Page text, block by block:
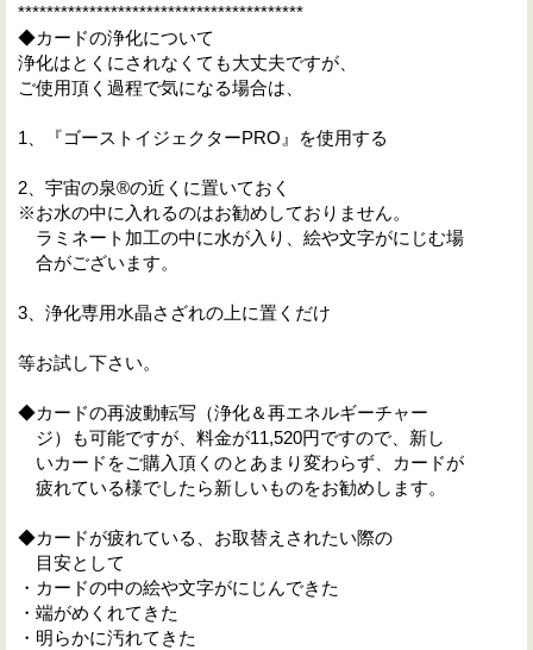
****************************************
◆カードの浄化について
浄化はとくにされなくても大丈夫ですが、
ご使用頂く過程で気になる場合は、
1、『ゴーストイジェクターPRO』を使用する
2、宇宙の泉®の近くに置いておく
※お水の中に入れるのはお勧めしておりません。
ラミネート加工の中に水が入り、絵や文字がにじむ場
合がございます。
3、浄化専用水晶さざれの上に置くだけ
等お試し下さい。
◆カードの再波動転写（浄化＆再エネルギーチャー
ジ）も可能ですが、料金が11,520円ですので、新し
いカードをご購入頂くのとあまり変わらず、カードが
疲れている様でしたら新しいものをお勧めします。
◆カードが疲れている、お取替えされたい際の
目安として
・カードの中の絵や文字がにじんできた
・端がめくれてきた
・明らかに汚れてきた